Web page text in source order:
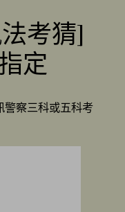
考猜]
定
警察三科或五科考